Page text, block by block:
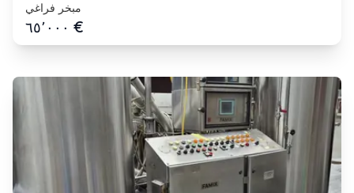
مبخر فراغي
٦٥٬٠٠٠ €